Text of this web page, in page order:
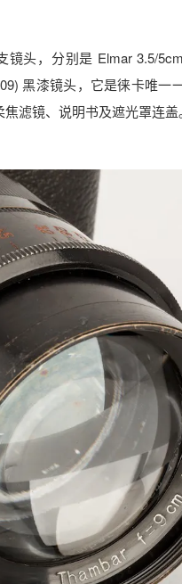
头，分别是 Elmar 3.5/
黑漆镜头，它是徕卡唯一
滤镜、说明书及遮光罩连盖